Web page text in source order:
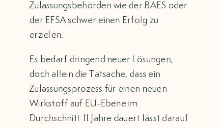
Zulassungsbehörden wie der BAES oder
der EFSA schwer einen Erfolg zu
erzielen.
Es bedarf dringend neuer Lösungen,
doch allein die Tatsache, dass ein
Zulassungsprozess für einen neuen
Wirkstoff auf EU-Ebene im
Durchschnitt 11 Jahre dauert lässt darauf